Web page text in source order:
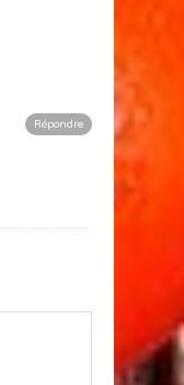
Répondre